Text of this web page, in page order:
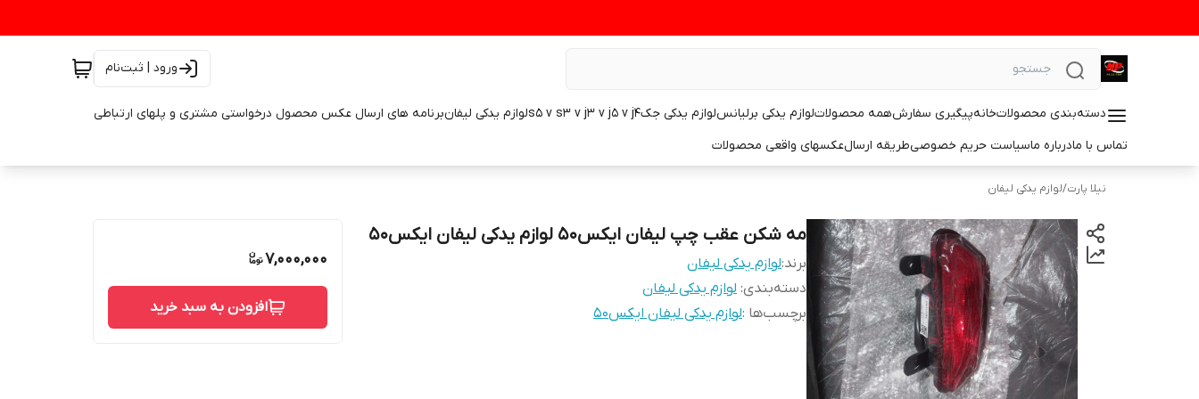
ورود | ثبت‌نام
دسته‌بندی محصولاتخانهپیگیری سفارشهمه محصولاتلوازم یدکی برلیانسلوازم یدکی جکs5 v s3 v j3 v j5 v j4 لوازم یدکی لیفانبرنامه های ارسال عکس محصول درخواستی مشتری و پلهای ارتباطی
تماس با مادرباره ماسیاست حریم خصوصیطریقه ارسالعکسهای واقعی محصولات
نیلا پارت/لوازم یدکی لیفان
مه شکن عقب چپ لیفان ایکس۵۰ لوازم یدکی لیفان ایکس۵۰
برند:لوازم یدکی لیفان
دسته‌بندی: لوازم یدکی لیفان
برچسب‌ها :لوازم یدکی لیفان ایکس۵۰
7,000,000
افزودن به سبد خرید